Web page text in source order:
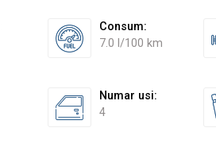
Consum:
7.0 l/100 km
Numar usi:
4